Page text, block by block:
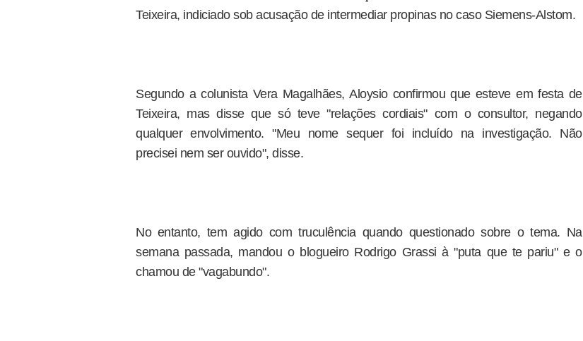
Teixeira, indiciado sob acusação de intermediar propinas no caso Siemens-Alstom.
Segundo a colunista Vera Magalhães, Aloysio confirmou que esteve em festa de
Teixeira, mas disse que só teve "relações cordiais" com o consultor, negando
qualquer envolvimento. "Meu nome sequer foi incluído na investigação. Não
precisei nem ser ouvido", disse.
No entanto, tem agido com truculência quando questionado sobre o tema. Na
semana passada, mandou o blogueiro Rodrigo Grassi à "puta que te pariu" e o
chamou de "vagabundo".